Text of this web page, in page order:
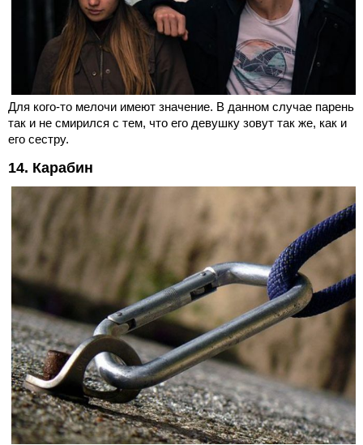
Для кого-то мелочи имеют значение. В данном случае парень
так и не смирился с тем, что его девушку зовут так же, как и
его сестру.
14. Карабин